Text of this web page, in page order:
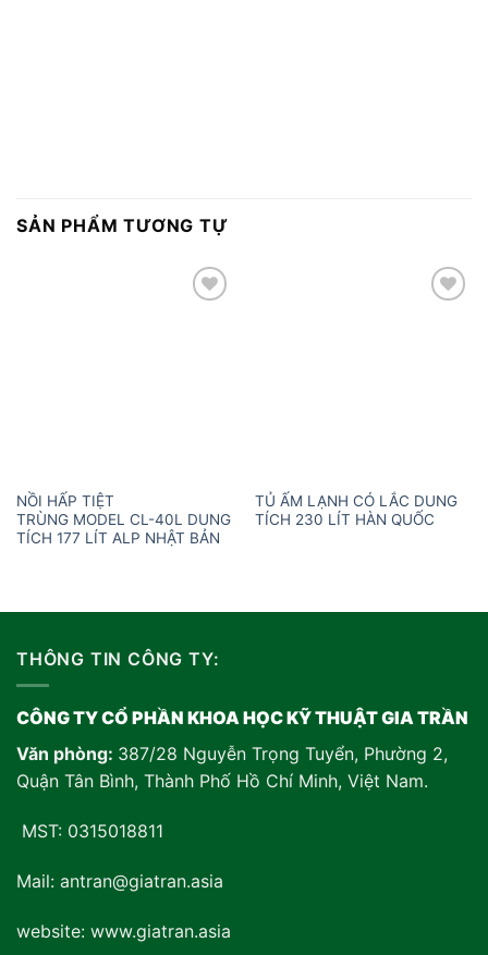
SẢN PHẨM TƯƠNG TỰ
NỒI HẤP TIỆT
TRÙNG MODEL CL-40L DUNG
TÍCH 177 LÍT ALP NHẬT BẢN
TỦ ẤM LẠNH CÓ LẮC DUNG
TÍCH 230 LÍT HÀN QUỐC
THÔNG TIN CÔNG TY:
CÔNG TY CỔ PHẦN KHOA HỌC KỸ THUẬT GIA TRẦN
Văn phòng: 387/28 Nguyễn Trọng Tuyển, Phường 2,
Quận Tân Bình, Thành Phố Hồ Chí Minh, Việt Nam.
MST: 0315018811
Mail: antran@giatran.asia
website: www.giatran.asia